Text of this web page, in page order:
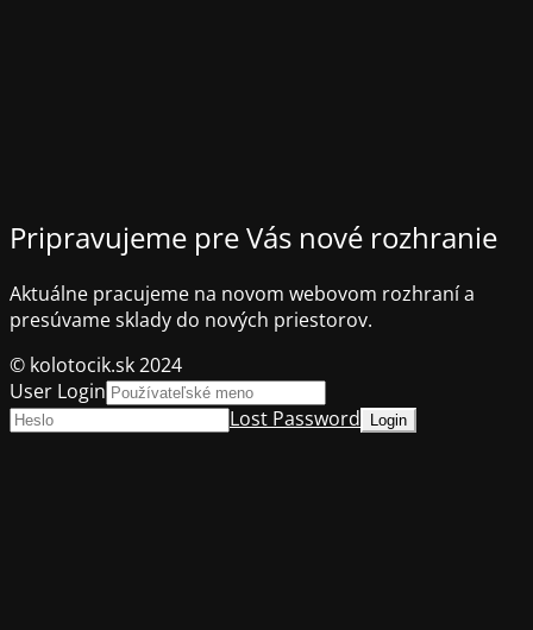
Pripravujeme pre Vás nové rozhranie
Aktuálne pracujeme na novom webovom rozhraní a
presúvame sklady do nových priestorov.
© kolotocik.sk 2024
User Login
Lost Password